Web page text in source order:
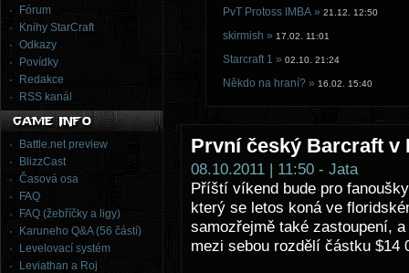
Fórum
Knihy StarCraft
Odkazy
Povídky
Redakce
RSS kanál
Battle.net preview
BlizzCast
Časová osa
FAQ
FAQ (žebříčky a ligy)
Karuneho Q&A (56 částí)
Levelovací systém
Leviathan a Roj
PvT Protoss IMBA » 21.12. 12:50
skirmish » 17.02. 11:01
Starcraft 1 » 02.10. 21:24
Někdo na hraní? » 16.02. 15:40
První český Barcraft v
08.10.2011 | 11:50 - Jata
Příští víkend bude pro
který se letos koná ve
samozřejmě také zastoupení,
mezi sebou rozdělí částku $14